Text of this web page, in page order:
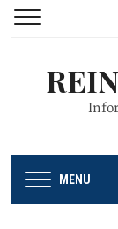
MENU